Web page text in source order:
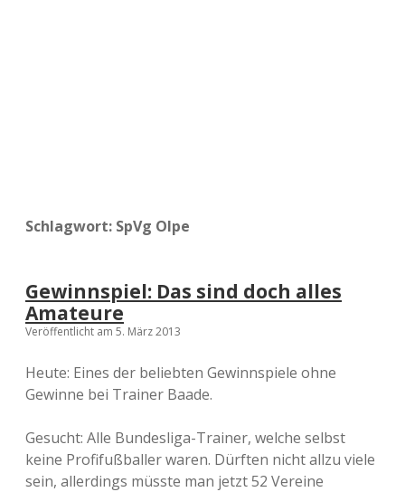
Schlagwort: SpVg Olpe
Gewinnspiel: Das sind doch alles
Amateure
Veröffentlicht am 5. März 2013
Heute: Eines der beliebten Gewinnspiele ohne
Gewinne bei Trainer Baade.
Gesucht: Alle Bundesliga-Trainer, welche selbst
keine Profifußballer waren. Dürften nicht allzu viele
sein, allerdings müsste man jetzt 52 Vereine